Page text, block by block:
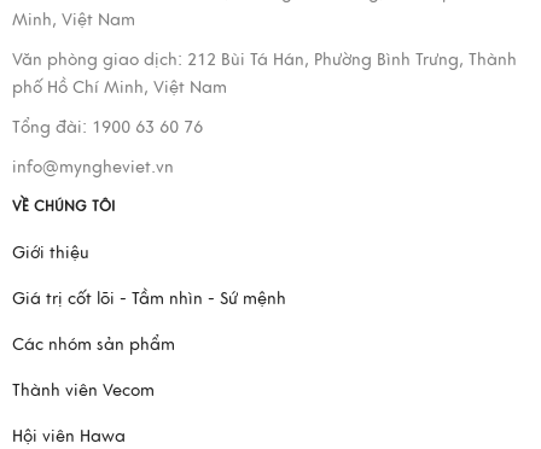
Minh, Việt Nam
Văn phòng giao dịch: 212 Bùi Tá Hán, Phường Bình Trưng, Thành
phố Hồ Chí Minh, Việt Nam
Tổng đài: 1900 63 60 76
info@myngheviet.vn
VỀ CHÚNG TÔI
Giới thiệu
Giá trị cốt lõi - Tầm nhìn - Sứ mệnh
Các nhóm sản phẩm
Thành viên Vecom
Hội viên Hawa